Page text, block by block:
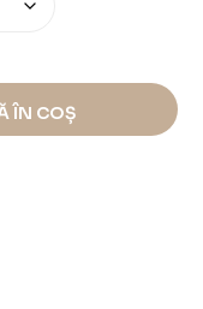
ÎN COȘ